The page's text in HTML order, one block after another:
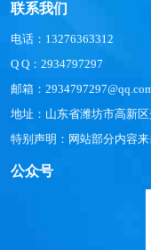
联系我们
电话：13276363312
Q Q：2934797297
邮箱：
地址：山东省潍坊市高新
特别声明：网站部分内容
公众号